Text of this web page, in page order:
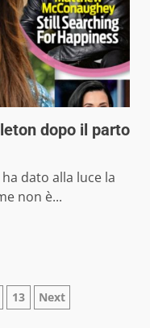
dopo il parto
dato alla luce la
non è...
13 Next